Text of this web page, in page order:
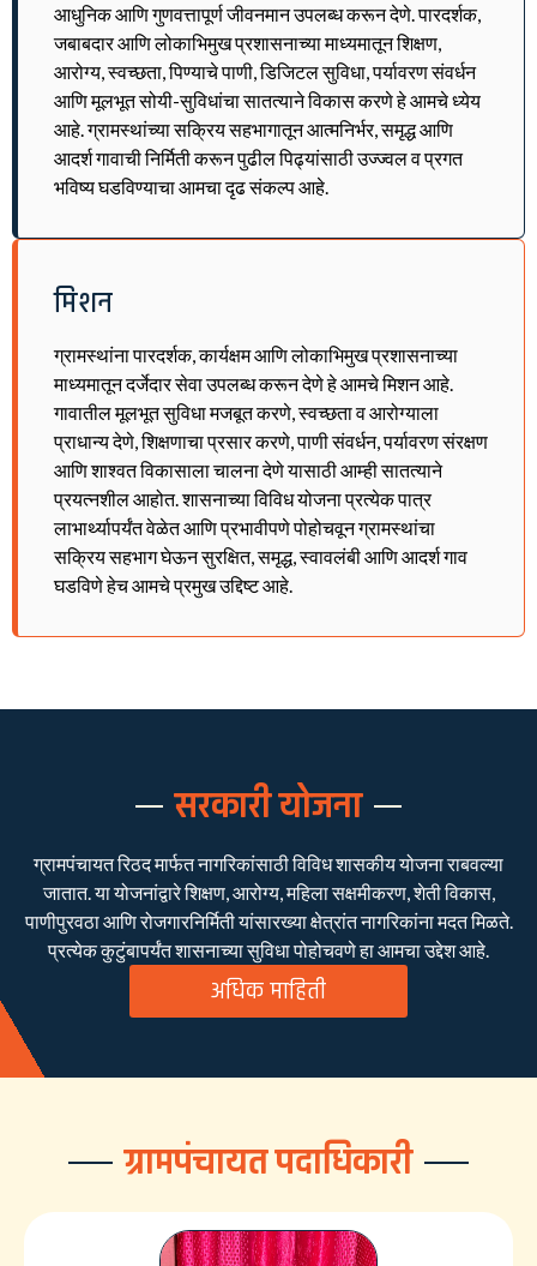
आधुनिक आणि गुणवत्तापूर्ण जीवनमान उपलब्ध करून देणे. पारदर्शक,
जबाबदार आणि लोकाभिमुख प्रशासनाच्या माध्यमातून शिक्षण,
आरोग्य, स्वच्छता, पिण्याचे पाणी, डिजिटल सुविधा, पर्यावरण संवर्धन
आणि मूलभूत सोयी-सुविधांचा सातत्याने विकास करणे हे आमचे ध्येय
आहे. ग्रामस्थांच्या सक्रिय सहभागातून आत्मनिर्भर, समृद्ध आणि
आदर्श गावाची निर्मिती करून पुढील पिढ्यांसाठी उज्ज्वल व प्रगत
भविष्य घडविण्याचा आमचा दृढ संकल्प आहे.
मिशन
ग्रामस्थांना पारदर्शक, कार्यक्षम आणि लोकाभिमुख प्रशासनाच्या
माध्यमातून दर्जेदार सेवा उपलब्ध करून देणे हे आमचे मिशन आहे.
गावातील मूलभूत सुविधा मजबूत करणे, स्वच्छता व आरोग्याला
प्राधान्य देणे, शिक्षणाचा प्रसार करणे, पाणी संवर्धन, पर्यावरण संरक्षण
आणि शाश्वत विकासाला चालना देणे यासाठी आम्ही सातत्याने
प्रयत्नशील आहोत. शासनाच्या विविध योजना प्रत्येक पात्र
लाभार्थ्यापर्यंत वेळेत आणि प्रभावीपणे पोहोचवून ग्रामस्थांचा
सक्रिय सहभाग घेऊन सुरक्षित, समृद्ध, स्वावलंबी आणि आदर्श गाव
घडविणे हेच आमचे प्रमुख उद्दिष्ट आहे.
सरकारी योजना
ग्रामपंचायत रिठद मार्फत नागरिकांसाठी विविध शासकीय योजना राबवल्या
जातात. या योजनांद्वारे शिक्षण, आरोग्य, महिला सक्षमीकरण, शेती विकास,
पाणीपुरवठा आणि रोजगारनिर्मिती यांसारख्या क्षेत्रांत नागरिकांना मदत मिळते.
प्रत्येक कुटुंबापर्यंत शासनाच्या सुविधा पोहोचवणे हा आमचा उद्देश आहे.
अधिक माहिती
ग्रामपंचायत पदाधिकारी